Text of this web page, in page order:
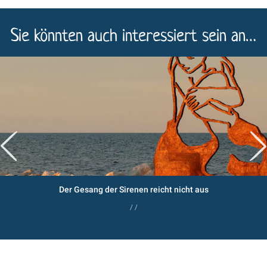
Sie könnten auch interessiert sein an…
Der Gesang der Sirenen reicht nicht aus
/ /